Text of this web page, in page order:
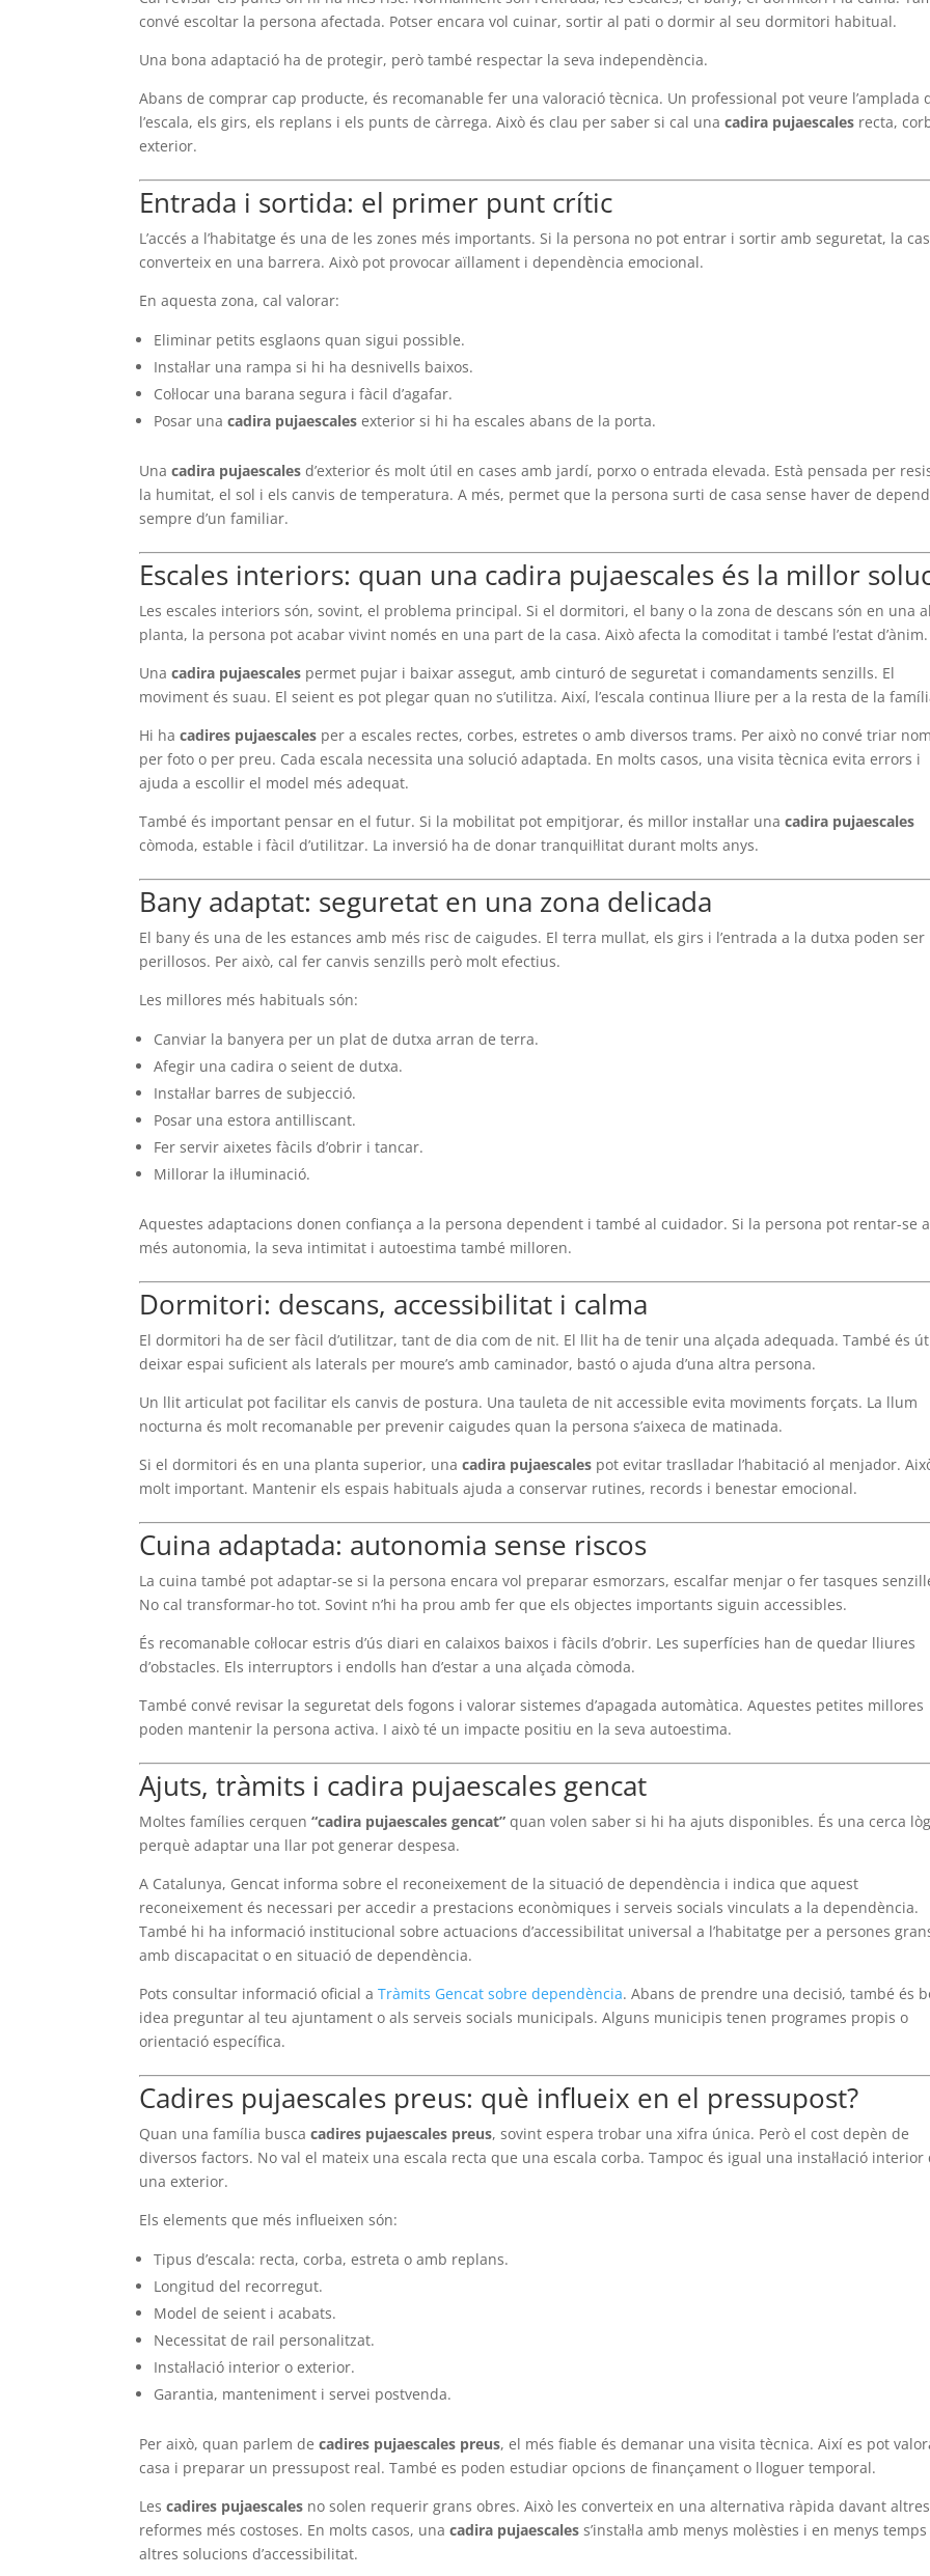
convé escoltar la persona afectada. Potser encara vol cuinar, sortir al pati o dormir al seu dormitori habitual.
Una bona adaptació ha de protegir, però també respectar la seva independència.
Abans de comprar cap producte, és recomanable fer una valoració tècnica. Un professional pot veure l’amplada
l’escala, els girs, els replans i els punts de càrrega. Això és clau per saber si cal unacadira pujaescales recta,
exterior.
Entrada i sortida: el primer punt crític
L’accés a l’habitatge és una de les zones més importants. Si la persona no pot entrar i sortir amb seguretat, la
converteix en una barrera. Això pot provocar aïllament i dependència emocional.
En aquesta zona, cal valorar:
Eliminar petits esglaons quan sigui possible.
Instal·lar una rampa si hi ha desnivells baixos.
Col·locar una barana segura i fàcil d’agafar.
Posar unacadira pujaescales exterior si hi ha escales abans de la porta.
Unacadira pujaescales d’exterior és molt útil en cases amb jardí, porxo o entrada elevada. Està pensada per
la humitat, el sol i els canvis de temperatura. A més, permet que la persona surti de casa sense haver de
sempre d’un familiar.
Escales interiors: quan una cadira pujaescales és la millor
Les escales interiors són, sovint, el problema principal. Si el dormitori, el bany o la zona de descans són en una
planta, la persona pot acabar vivint només en una part de la casa. Això afecta la comoditat i també l’estat d’ànim.
Unacadira pujaescales permet pujar i baixar assegut, amb cinturó de seguretat i comandaments senzills. El
moviment és suau. El seient es pot plegar quan no s’utilitza. Així, l’escala continua lliure per a la resta de la
Hi hacadires pujaescales per a escales rectes, corbes, estretes o amb diversos trams. Per això no convé triar
per foto o per preu. Cada escala necessita una solució adaptada. En molts casos, una visita tècnica evita errors i
ajuda a escollir el model més adequat.
També és important pensar en el futur. Si la mobilitat pot empitjorar, és millor instal·lar unacadira pujaescales
còmoda, estable i fàcil d’utilitzar. La inversió ha de donar tranquil·litat durant molts anys.
Bany adaptat: seguretat en una zona delicada
El bany és una de les estances amb més risc de caigudes. El terra mullat, els girs i l’entrada a la dutxa poden ser
perillosos. Per això, cal fer canvis senzills però molt efectius.
Les millores més habituals són:
Canviar la banyera per un plat de dutxa arran de terra.
Afegir una cadira o seient de dutxa.
Instal·lar barres de subjecció.
Posar una estora antilliscant.
Fer servir aixetes fàcils d’obrir i tancar.
Millorar la il·luminació.
Aquestes adaptacions donen confiança a la persona dependent i també al cuidador. Si la persona pot rentar-se
més autonomia, la seva intimitat i autoestima també milloren.
Dormitori: descans, accessibilitat i calma
El dormitori ha de ser fàcil d’utilitzar, tant de dia com de nit. El llit ha de tenir una alçada adequada. També és
deixar espai suficient als laterals per moure’s amb caminador, bastó o ajuda d’una altra persona.
Un llit articulat pot facilitar els canvis de postura. Una tauleta de nit accessible evita moviments forçats. La llum
nocturna és molt recomanable per prevenir caigudes quan la persona s’aixeca de matinada.
Si el dormitori és en una planta superior, unacadira pujaescales pot evitar traslladar l’habitació al menjador.
molt important. Mantenir els espais habituals ajuda a conservar rutines, records i benestar emocional.
Cuina adaptada: autonomia sense riscos
La cuina també pot adaptar-se si la persona encara vol preparar esmorzars, escalfar menjar o fer tasques
No cal transformar-ho tot. Sovint n’hi ha prou amb fer que els objectes importants siguin accessibles.
És recomanable col·locar estris d’ús diari en calaixos baixos i fàcils d’obrir. Les superfícies han de quedar lliures
d’obstacles. Els interruptors i endolls han d’estar a una alçada còmoda.
També convé revisar la seguretat dels fogons i valorar sistemes d’apagada automàtica. Aquestes petites millores
poden mantenir la persona activa. I això té un impacte positiu en la seva autoestima.
Ajuts, tràmits i cadira pujaescales gencat
Moltes famílies cerquen“cadira pujaescales gencat” quan volen saber si hi ha ajuts disponibles. És una cerca
perquè adaptar una llar pot generar despesa.
A Catalunya, Gencat informa sobre el reconeixement de la situació de dependència i indica que aquest
reconeixement és necessari per accedir a prestacions econòmiques i serveis socials vinculats a la dependència.
També hi ha informació institucional sobre actuacions d’accessibilitat universal a l’habitatge per a persones
amb discapacitat o en situació de dependència.
Pots consultar informació oficial aTràmits Gencat sobre dependència. Abans de prendre una decisió, també és
idea preguntar al teu ajuntament o als serveis socials municipals. Alguns municipis tenen programes propis o
orientació específica.
Cadires pujaescales preus: què influeix en el pressupost?
Quan una família buscacadires pujaescales preus, sovint espera trobar una xifra única. Però el cost depèn de
diversos factors. No val el mateix una escala recta que una escala corba. Tampoc és igual una instal·lació interior
una exterior.
Els elements que més influeixen són:
Tipus d’escala: recta, corba, estreta o amb replans.
Longitud del recorregut.
Model de seient i acabats.
Necessitat de rail personalitzat.
Instal·lació interior o exterior.
Garantia, manteniment i servei postvenda.
Per això, quan parlem decadires pujaescales preus, el més fiable és demanar una visita tècnica. Així es pot
casa i preparar un pressupost real. També es poden estudiar opcions de finançament o lloguer temporal.
Lescadires pujaescales no solen requerir grans obres. Això les converteix en una alternativa ràpida davant altres
reformes més costoses. En molts casos, unacadira pujaescales s’instal·la amb menys molèsties i en menys
altres solucions d’accessibilitat.